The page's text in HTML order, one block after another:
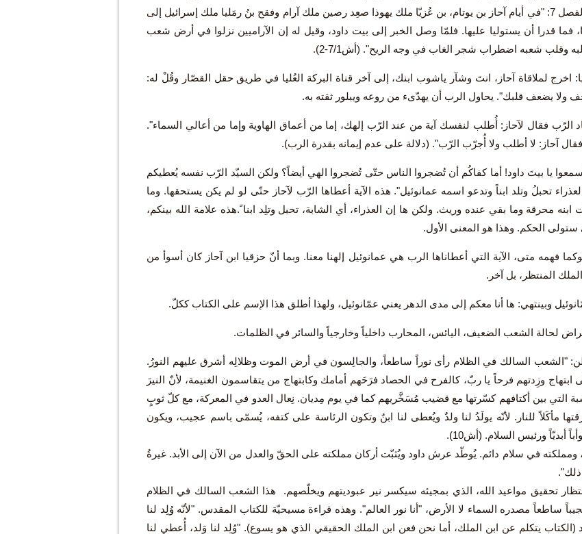
ويقول أشعيا في الفصل 7: "في أيام آحاز بن يوتام، بن عُزيّا ملك يهوذا صعِد رصين ملك آرام وفقح بنُ رمَليا ملك إسرائيل إلى
فما قدرا أن يستوليا عليها. فلمّا وصل الخبر إلى بيت داود، وقيل له إن الآراميين نزلوا في أرض شعب
وقلب شعبه اضطراب شجر الغاب في وجه الريح". (أش7/1-2).
اخرج لملاقاة آحاز، انتَ وشآر ياشوب ابنك، إلى آخر قناة البركة العُليا في طريق حقل القصّار وقُلْ له:
ولا يضعف قلبك". يحاول الرب أن يهدّىء من روعه ويبلور ثقته به.
10: "وعاد الرّب فقال لآحاز: أُطلب لنفسك آية من عند الرّب إلهك، إما من أعماق الهاوية وإما من أعالي السماء".
آحاز: لا أطلب ولا أُجرّب الرّب". (دلالة على عدم إيمانه بقدرة الرب).
يا بيتَ داود! أما كفاكُم أن تُضجروا الناس حتّى تُضجروا الهي أيضاً؟ ولكن السيّد الرّب نفسه يُعطيكم
تحبلُ وتلد ابناً وتدعو اسمه عمانوئيل". هذه الآية أعطاها الرّب لآحاز حتّى لو لم يكن يستحقها. وما
ابنه محرقة وما بقي عنده وريث. ولكن ها إن العذراء، أي الشابة، تحبل وتلِد ابنا ً.هذه علامة الله بينكم،
ستولى الحكم. وهذا هو المعنى الأول.
فهمه متى، الآية التي أعطاناها الرب هي عمانوئيل إلهنا معنا. وبما أنّ حزقيا ابن آحاز كان أسوأ من
المنتظر، بل آخر.
وبينتهي: ها أنا معكم إلى مدى الدهر يعني عمّانوئيل، ولهذا أطلق هذا الإسم على الكتاب ككلّ.
10 فيعلن: "الشعب السالك في الظلام رأى نوراً ساطعاً، والجالِسون في أرض الموت وظلالِه أشرق عليهم النورُ.
ابتهاج وزِدتهم فرحاً يا ربّ، كالفرح في الحصاد فرَحَهم أمامك وكابتهاج من يتقاسمون الغنيمة، لأنّ النيرَ
التي بين أكتافهم كسّرتها مع قضيب مُسَخَّريهم كما في يوم مِديان. نِعال العدو في المعركة، مع كلّ ثوبٍ
مأكَلاً للنار. لأنّه يولَدُ لنا ولدٌ ويُعطى لنا ابنٌ وتكون الرئاسة على كتفه، يُسمّى باسم عجيب، ويكون
أبديّاً ورئيس السلام. (أش10).
ومملكته في سلام دائم. يُوطّد عرش داود ويُثبّت أركان مملكته على الحقّ والعدل من الآن إلى الأبد. غيرةُ
ذلك".
تحقيق مواعيد الله، الذي بمجيئه سيكسر نير عبوديتهم ويخلّصهم. هذا الشعب السالك في الظلام
ساطعاً مصدره السماء لا الأرض، "أنا نور العالم". وهذه قراءة مسيحيّة للكتاب المقدس. "لأنّه وُلِد لنا
(الكتاب يتكلم عن ابن الملك، أما نحن فعن ابن الملك الحقيقي الذي هو يسوع). "وُلِد لنا وَلد، أُعطي لنا